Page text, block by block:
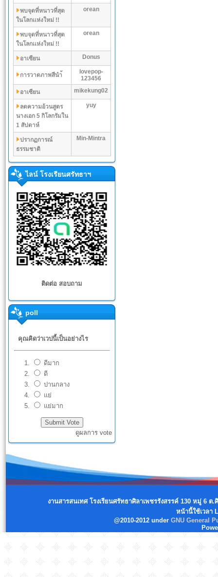
พบจุดที่หนาวที่สุด
ในโลกเเห่งใหม่ !!
orean
พบจุดที่หนาวที่สุด
ในโลกเเห่งใหม่ !!
orean
อาเซียน Donus
การวาดภาพสีนำ้
lovepop-
123456
อาเซียน
mikekung02
ลดความอ้วนสูตร
นางเอก 5 กิโลกรัมใน
1 สัปดาห์
yuy
ปรากฏการณ์
ธรรมชาติ
Min-Mintra
ไลน์ โรงเรียนศรัทธาฯ
ติดต่อ สอบถาม
poll
คุณคิดว่าเวปนี้เป็นอย่างไร
ดีมาก
ดี
ปานกลาง
แย่
แย่มาก
ดูผลการ vote
งานสารสนเทศ โรงเรียนศรัทธาศิลาเพชรรังสรรค์ 130 หมู่ 6
หน้านี้ใช้เวลา
@2010-2012 under GNU General